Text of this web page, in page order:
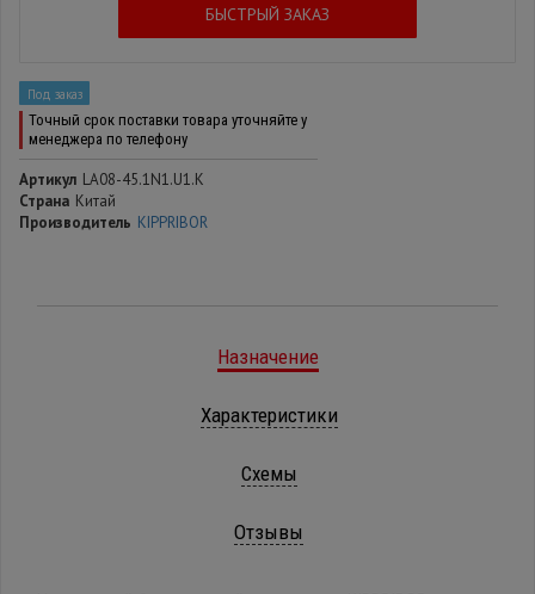
БЫСТРЫЙ ЗАКАЗ
Под заказ
Точный срок поставки товара уточняйте у
менеджера по телефону
Артикул LA08-45.1N1.U1.K
Страна Китай
Производитель KIPPRIBOR
Назначение
Характеристики
Схемы
Отзывы